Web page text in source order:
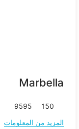
Marbella
150
95
95
المزيد من المعلومات